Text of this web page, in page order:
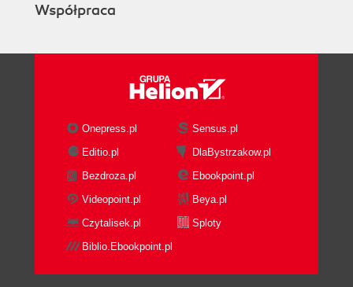
Współpraca
Onepress.pl
Sensus.pl
Editio.pl
DlaBystrzakow.pl
Bezdroza.pl
Ebookpoint.pl
Videopoint.pl
Beya.pl
Czytalisek.pl
Sploty
Biblio.Ebookpoint.pl